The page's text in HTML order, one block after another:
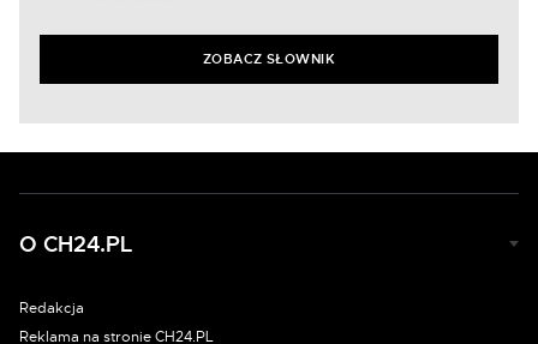
ZOBACZ SŁOWNIK
O CH24.PL
Redakcja
Reklama na stronie CH24.PL